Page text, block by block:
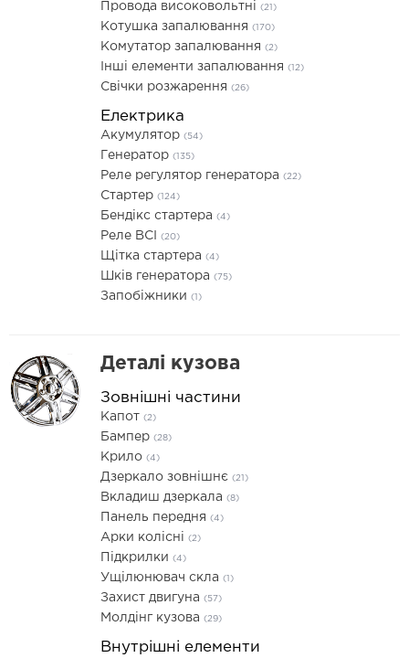
Провода високовольтні (21)
Котушка запалювання (170)
Комутатор запалювання (2)
Інші елементи запалювання (12)
Свічки розжарення (26)
Електрика
Акумулятор (54)
Генератор (135)
Реле регулятор генератора (22)
Стартер (124)
Бендікс стартера (4)
Реле ВСІ (20)
Щітка стартера (4)
Шків генератора (75)
Запобіжники (1)
Деталі кузова
Зовнішні частини
Капот (2)
Бампер (28)
Крило (4)
Дзеркало зовнішнє (21)
Вкладиш дзеркала (8)
Панель передня (4)
Арки колісні (2)
Підкрилки (4)
Ущілюнювач скла (1)
Захист двигуна (57)
Молдінг кузова (29)
Внутрішні елементи